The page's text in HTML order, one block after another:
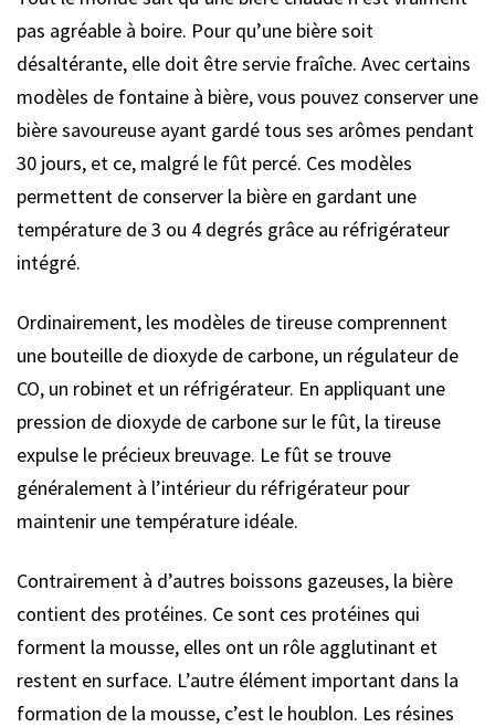
pas agréable à boire. Pour qu’une bière soit
désaltérante, elle doit être servie fraîche. Avec certains
modèles de fontaine à bière, vous pouvez conserver une
bière savoureuse ayant gardé tous ses arômes pendant
30 jours, et ce, malgré le fût percé. Ces modèles
permettent de conserver la bière en gardant une
température de 3 ou 4 degrés grâce au réfrigérateur
intégré.
Ordinairement, les modèles de tireuse comprennent
une bouteille de dioxyde de carbone, un régulateur de
CO, un robinet et un réfrigérateur. En appliquant une
pression de dioxyde de carbone sur le fût, la tireuse
expulse le précieux breuvage. Le fût se trouve
généralement à l’intérieur du réfrigérateur pour
maintenir une température idéale.
Contrairement à d’autres boissons gazeuses, la bière
contient des protéines. Ce sont ces protéines qui
forment la mousse, elles ont un rôle agglutinant et
restent en surface. L’autre élément important dans la
formation de la mousse, c’est le houblon. Les résines